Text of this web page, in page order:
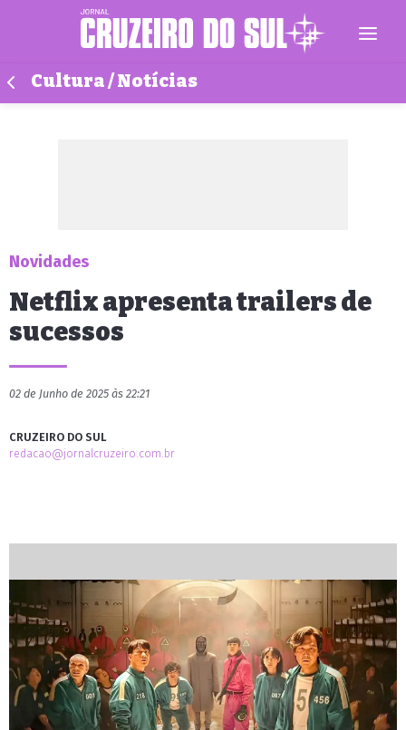
Cultura / Notícias
Novidades
Netflix apresenta trailers de
sucessos
02 de Junho de 2025 às 22:21
CRUZEIRO DO SUL
redacao@jornalcruzeiro.com.br